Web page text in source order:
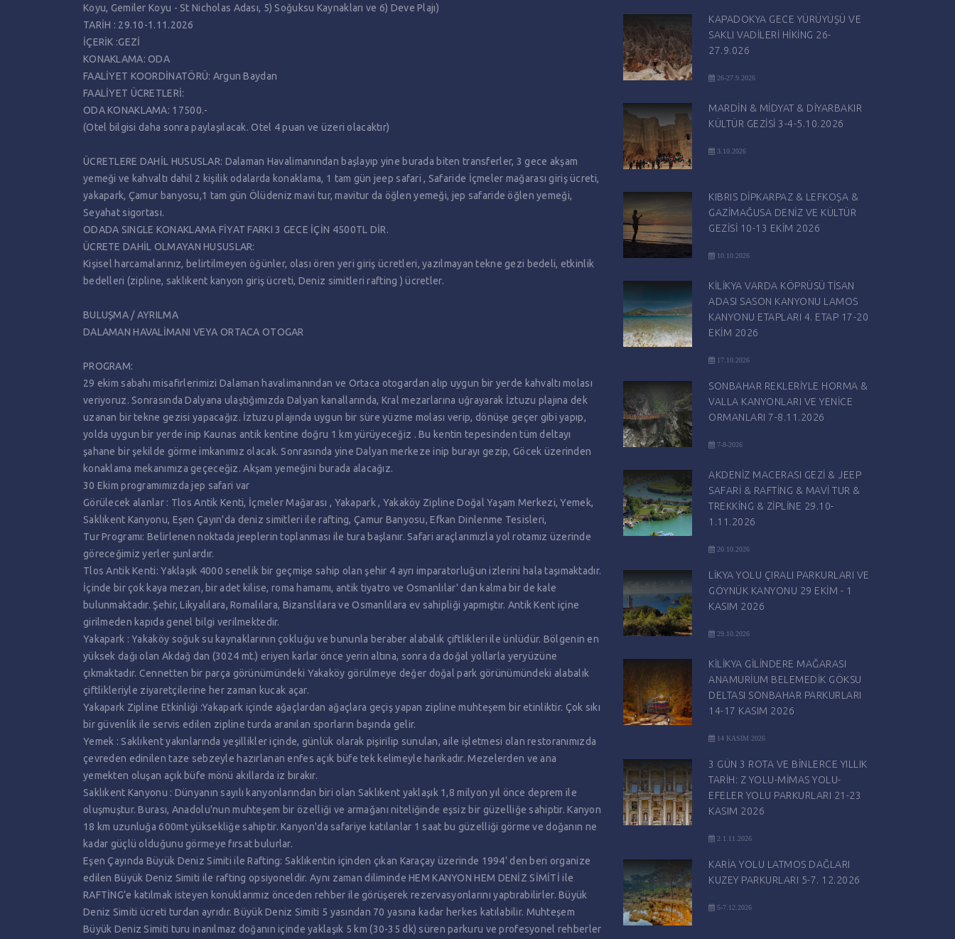
Koyu, Gemiler Koyu - St Nicholas Adası, 5) Soğuksu Kaynakları ve 6) Deve Plajı)
TARİH : 29.10-1.11.2026
İÇERİK :GEZİ
KONAKLAMA: ODA
FAALİYET KOORDİNATÖRÜ: Argun Baydan
FAALİYET ÜCRETLERİ:
ODA KONAKLAMA: 17500.-
(Otel bilgisi daha sonra paylaşılacak. Otel 4 puan ve üzeri olacaktır)
ÜCRETLERE DAHİL HUSUSLAR: Dalaman Havalimanından başlayıp yine burada biten transferler, 3 gece akşam
yemeği ve kahvaltı dahil 2 kişilik odalarda konaklama, 1 tam gün jeep safari , Safaride İçmeler mağarası giriş ücreti,
yakapark, Çamur banyosu,1 tam gün Ölüdeniz mavi tur, mavitur da öğlen yemeği, jep safaride öğlen yemeği,
Seyahat sigortası.
ODADA SINGLE KONAKLAMA FİYAT FARKI 3 GECE İÇİN 4500TL DİR.
ÜCRETE DAHİL OLMAYAN HUSUSLAR:
Kişisel harcamalarınız, belirtilmeyen öğünler, olası ören yeri giriş ücretleri, yazılmayan tekne gezi bedeli, etkinlik
bedelleri (zipline, saklıkent kanyon giriş ücreti, Deniz simitleri rafting ) ücretler.
BULUŞMA / AYRILMA
DALAMAN HAVALİMANI VEYA ORTACA OTOGAR
PROGRAM:
29 ekim sabahı misafirlerimizi Dalaman havalimanından ve Ortaca otogardan alıp uygun bir yerde kahvaltı molası
veriyoruz. Sonrasında Dalyana ulaştığımızda Dalyan kanallarında, Kral mezarlarına uğrayarak İztuzu plajına dek
uzanan bir tekne gezisi yapacağız. İztuzu plajında uygun bir süre yüzme molası verip, dönüşe geçer gibi yapıp,
yolda uygun bir yerde inip Kaunas antik kentine doğru 1 km yürüyeceğiz . Bu kentin tepesinden tüm deltayı
şahane bir şekilde görme imkanımız olacak. Sonrasında yine Dalyan merkeze inip burayı gezip, Göcek üzerinden
konaklama mekanımıza geçeceğiz. Akşam yemeğini burada alacağız.
30 Ekim programımızda jep safari var
Görülecek alanlar : Tlos Antik Kenti, İçmeler Mağarası , Yakapark , Yakaköy Zipline Doğal Yaşam Merkezi, Yemek,
Saklıkent Kanyonu, Eşen Çayın'da deniz simitleri ile rafting, Çamur Banyosu, Efkan Dinlenme Tesisleri,
Tur Programı: Belirlenen noktada jeeplerin toplanması ile tura başlanır. Safari araçlarımızla yol rotamız üzerinde
göreceğimiz yerler şunlardır.
Tlos Antik Kenti: Yaklaşık 4000 senelik bir geçmişe sahip olan şehir 4 ayrı imparatorluğun izlerini hala taşımaktadır.
İçinde bir çok kaya mezarı, bir adet kilise, roma hamamı, antik tiyatro ve Osmanlılar' dan kalma bir de kale
bulunmaktadır. Şehir, Likyalılara, Romalılara, Bizanslılara ve Osmanlılara ev sahipliği yapmıştır. Antik Kent içine
girilmeden kapıda genel bilgi verilmektedir.
Yakapark : Yakaköy soğuk su kaynaklarının çokluğu ve bununla beraber alabalık çiftlikleri ile ünlüdür. Bölgenin en
yüksek dağı olan Akdağ dan (3024 mt.) eriyen karlar önce yerin altına, sonra da doğal yollarla yeryüzüne
çıkmaktadır. Cennetten bir parça görünümündeki Yakaköy görülmeye değer doğal park görünümündeki alabalık
çiftlikleriyle ziyaretçilerine her zaman kucak açar.
Yakapark Zipline Etkinliği :Yakapark içinde ağaçlardan ağaçlara geçiş yapan zipline muhteşem bir etinliktir. Çok sıkı
bir güvenlik ile servis edilen zipline turda aranılan sporların başında gelir.
Yemek : Saklıkent yakınlarında yeşillikler içinde, günlük olarak pişirilip sunulan, aile işletmesi olan restoranımızda
çevreden edinilen taze sebzeyle hazırlanan enfes açık büfe tek kelimeyle harikadır. Mezelerden ve ana
yemekten oluşan açık büfe mönü akıllarda iz bırakır.
Saklıkent Kanyonu : Dünyanın sayılı kanyonlarından biri olan Saklıkent yaklaşık 1,8 milyon yıl önce deprem ile
oluşmuştur. Burası, Anadolu'nun muhteşem bir özelliği ve armağanı niteliğinde eşsiz bir güzelliğe sahiptir. Kanyon
18 km uzunluğa 600mt yüksekliğe sahiptir. Kanyon'da safariye katılanlar 1 saat bu güzelliği görme ve doğanın ne
kadar güçlü olduğunu görmeye fırsat bulurlar.
Eşen Çayında Büyük Deniz Simiti ile Rafting: Saklıkentin içinden çıkan Karaçay üzerinde 1994' den beri organize
edilen Büyük Deniz Simiti ile rafting opsiyoneldir. Aynı zaman diliminde HEM KANYON HEM DENİZ SİMİTİ ile
RAFTİNG’e katılmak isteyen konuklarımız önceden rehber ile görüşerek rezervasyonlarını yaptırabilirler. Büyük
Deniz Simiti ücreti turdan ayrıdır. Büyük Deniz Simiti 5 yasından 70 yasına kadar herkes katılabilir. Muhteşem
Büyük Deniz Simiti turu inanılmaz doğanın içinde yaklaşık 5 km (30-35 dk) süren parkuru ve profesyonel rehberler
KAPADOKYA GECE YÜRÜYÜŞÜ VE
SAKLI VADİLERİ HİKİNG 26-
27.9.026
26-27.9.2026
MARDİN & MİDYAT & DİYARBAKIR
KÜLTÜR GEZİSİ 3-4-5.10.2026
3.10.2026
KIBRIS DİPKARPAZ & LEFKOŞA &
GAZİMAĞUSA DENİZ VE KÜLTÜR
GEZİSİ 10-13 EKİM 2026
10.10.2026
KİLİKYA VARDA KÖPRÜSÜ TİSAN
ADASI SASON KANYONU LAMOS
KANYONU ETAPLARI 4. ETAP 17-20
EKİM 2026
17.10.2026
SONBAHAR REKLERİYLE HORMA &
VALLA KANYONLARI VE YENİCE
ORMANLARI 7-8.11.2026
7-8-2026
AKDENİZ MACERASI GEZİ & JEEP
SAFARİ & RAFTİNG & MAVİ TUR &
TREKKİNG & ZİPLİNE 29.10-
1.11.2026
20.10.2026
LİKYA YOLU ÇIRALI PARKURLARI VE
GÖYNÜK KANYONU 29 EKİM - 1
KASIM 2026
29.10.2026
KİLİKYA GİLİNDERE MAĞARASI
ANAMURİUM BELEMEDİK GÖKSU
DELTASI SONBAHAR PARKURLARI
14-17 KASIM 2026
14 KASIM 2026
3 GÜN 3 ROTA VE BİNLERCE YILLIK
TARİH: Z YOLU-MİMAS YOLU-
EFELER YOLU PARKURLARI 21-23
KASIM 2026
2.1.11.2026
KARİA YOLU LATMOS DAĞLARI
KUZEY PARKURLARI 5-7. 12.2026
5-7.12.2026